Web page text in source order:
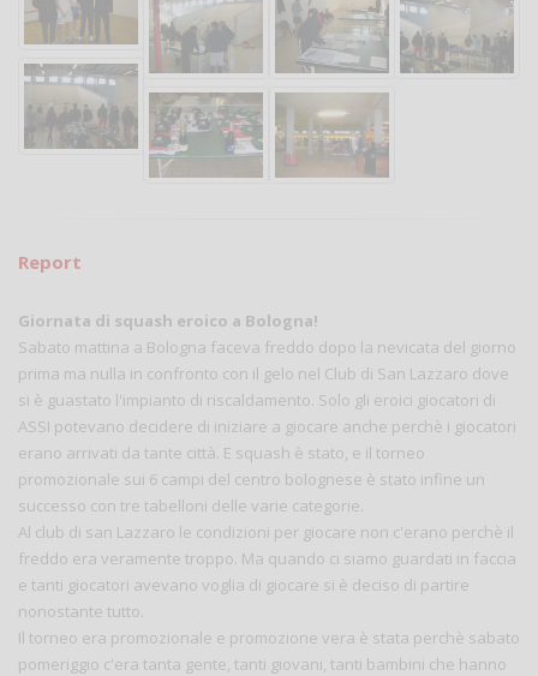
Report
Giornata di squash eroico a Bologna!
Sabato mattina a Bologna faceva freddo dopo la nevicata del giorno
prima ma nulla in confronto con il gelo nel Club di San Lazzaro dove
si è guastato l'impianto di riscaldamento. Solo gli eroici giocatori di
ASSI potevano decidere di iniziare a giocare anche perchè i giocatori
erano arrivati da tante città. E squash è stato, e il torneo
promozionale sui 6 campi del centro bolognese è stato infine un
successo con tre tabelloni delle varie categorie.
Al club di san Lazzaro le condizioni per giocare non c'erano perchè il
freddo era veramente troppo. Ma quando ci siamo guardati in faccia
e tanti giocatori avevano voglia di giocare si è deciso di partire
nonostante tutto.
Il torneo era promozionale e promozione vera è stata perchè sabato
pomeriggio c'era tanta gente, tanti giovani, tanti bambini che hanno